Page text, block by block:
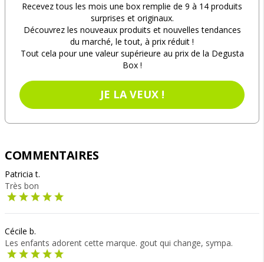
Recevez tous les mois une box remplie de 9 à 14 produits
surprises et originaux.
Découvrez les nouveaux produits et nouvelles tendances
du marché, le tout, à prix réduit !
Tout cela pour une valeur supérieure au prix de la Degusta
Box !
JE LA VEUX !
COMMENTAIRES
Patricia t.
Très bon
Cécile b.
Les enfants adorent cette marque. gout qui change, sympa.